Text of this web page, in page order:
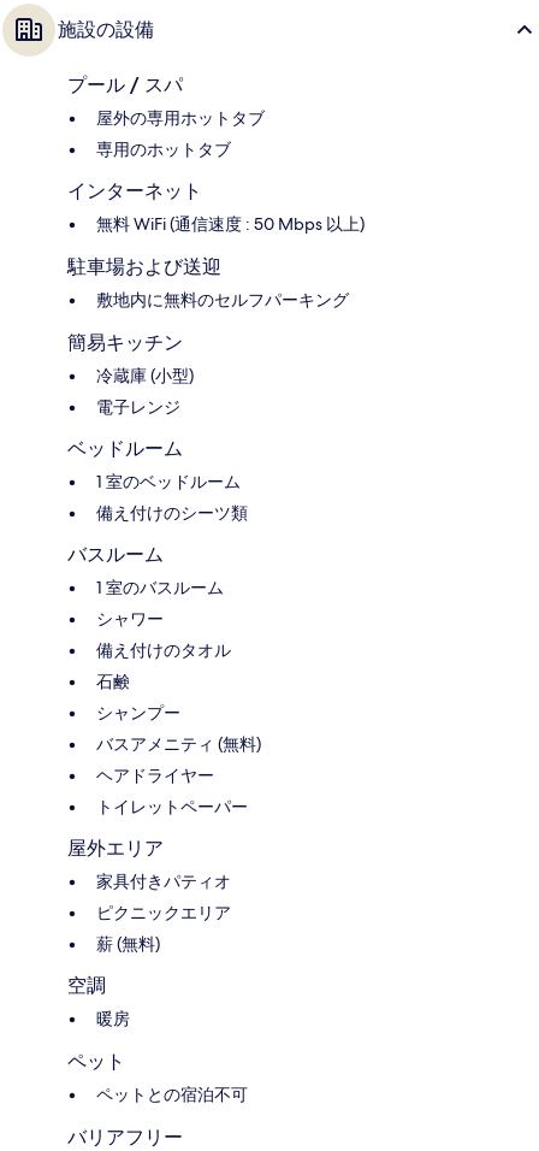
施設の設備
プール / スパ
屋外の専用ホットタブ
専用のホットタブ
インターネット
無料 WiFi (通信速度 : 50 Mbps 以上)
駐車場および送迎
敷地内に無料のセルフパーキング
簡易キッチン
冷蔵庫 (小型)
電子レンジ
ベッドルーム
1 室のベッドルーム
備え付けのシーツ類
バスルーム
1 室のバスルーム
シャワー
備え付けのタオル
石鹸
シャンプー
バスアメニティ (無料)
ヘアドライヤー
トイレットペーパー
屋外エリア
家具付きパティオ
ピクニックエリア
薪 (無料)
空調
暖房
ペット
ペットとの宿泊不可
バリアフリー